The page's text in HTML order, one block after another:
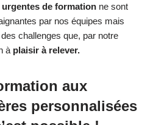
urgentes de formation ne sont
par nos équipes mais
challenges que, par notre
à plaisir à relever.
aux
personnalisées